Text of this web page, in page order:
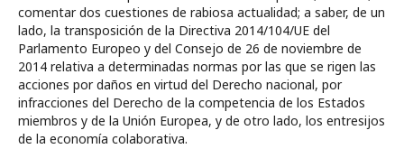
comentar dos cuestiones de rabiosa actualidad; a saber, de un
lado, la transposición de la Directiva 2014/104/UE del
Parlamento Europeo y del Consejo de 26 de noviembre de
2014 relativa a determinadas normas por las que se rigen las
acciones por daños en virtud del Derecho nacional, por
infracciones del Derecho de la competencia de los Estados
miembros y de la Unión Europea, y de otro lado, los entresijos
de la economía colaborativa.